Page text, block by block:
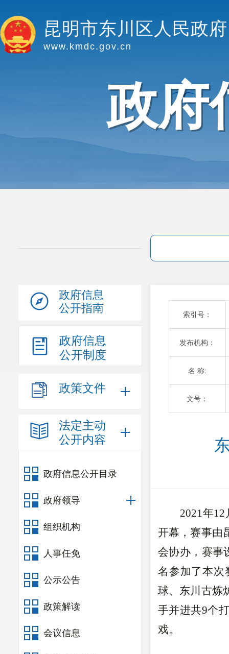
昆明市东川区人民政府
www.kmdc.gov.cn
政府
政府信息
公开指南
政府信息
公开制度
政策文件
法定主动
公开内容
政府信息公开目录
政府领导
组织机构
人事任免
公示公告
政策解读
会议信息
索引号：
发布机构：
名 称:
文号：
2021年12
开幕，赛事由
会协办，赛事
名参加了本次
球、东川古炼
手并进共9个
戏。